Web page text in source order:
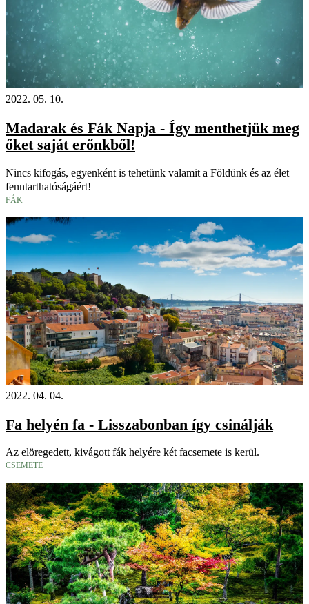
2022. 05. 10.
Madarak és Fák Napja - Így menthetjük meg
őket saját erőnkből!
Nincs kifogás, egyenként is tehetünk valamit a Földünk és az élet
fenntarthatóságáért!
FÁK
2022. 04. 04.
Fa helyén fa - Lisszabonban így csinálják
Az elöregedett, kivágott fák helyére két facsemete is kerül.
CSEMETE